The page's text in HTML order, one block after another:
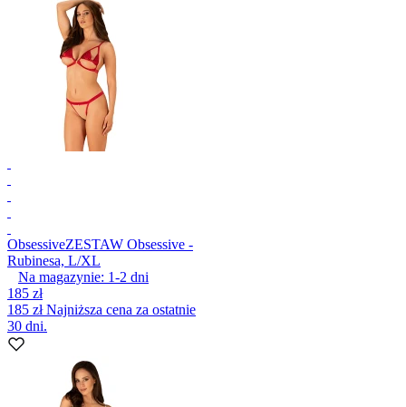
ObsessiveZESTAW Obsessive -
Rubinesa, L/XL
Na magazynie: 1-2 dni
185 zł
185 złNajniższa cena za ostatnie
30 dni.